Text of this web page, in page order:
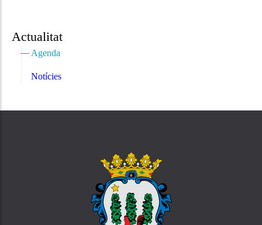
Actualitat
Agenda
Notícies